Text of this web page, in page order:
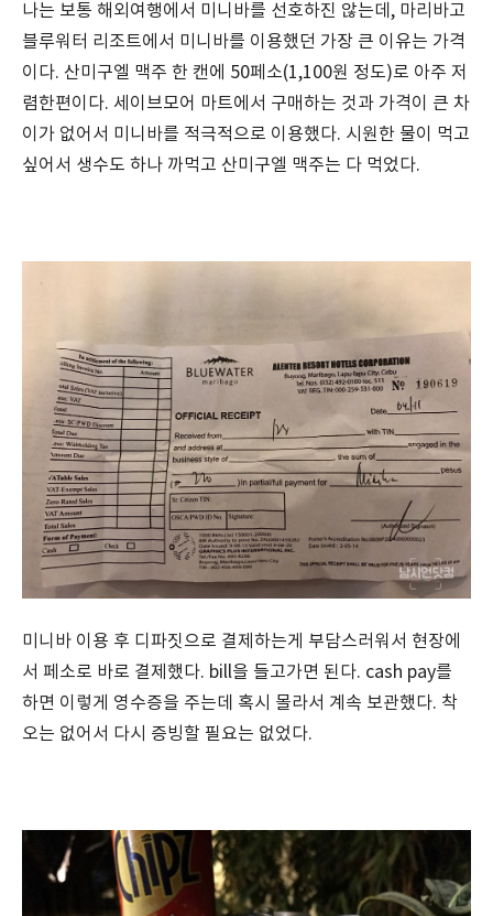
나는 보통 해외여행에서 미니바를 선호하진 않는데, 마리바고
블루워터 리조트에서 미니바를 이용했던 가장 큰 이유는 가격
이다. 산미구엘 맥주 한 캔에 50페소(1,100원 정도)로 아주 저
렴한편이다. 세이브모어 마트에서 구매하는 것과 가격이 큰 차
이가 없어서 미니바를 적극적으로 이용했다. 시원한 물이 먹고
싶어서 생수도 하나 까먹고 산미구엘 맥주는 다 먹었다.
미니바 이용 후 디파짓으로 결제하는게 부담스러워서 현장에
서 페소로 바로 결제했다. bill을 들고가면 된다. cash pay를
하면 이렇게 영수증을 주는데 혹시 몰라서 계속 보관했다. 착
오는 없어서 다시 증빙할 필요는 없었다.